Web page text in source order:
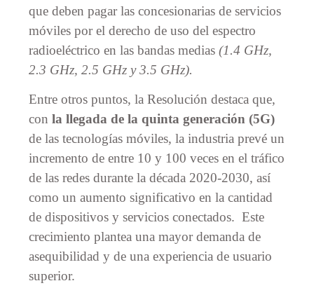
que deben pagar las concesionarias de servicios
móviles por el derecho de uso del espectro
radioeléctrico en las bandas medias (1.4 GHz,
2.3 GHz, 2.5 GHz y 3.5 GHz).
Entre otros puntos, la Resolución destaca que,
con la llegada de la quinta generación (5G)
de las tecnologías móviles, la industria prevé un
incremento de entre 10 y 100 veces en el tráfico
de las redes durante la década 2020-2030, así
como un aumento significativo en la cantidad
de dispositivos y servicios conectados. Este
crecimiento plantea una mayor demanda de
asequibilidad y de una experiencia de usuario
superior.